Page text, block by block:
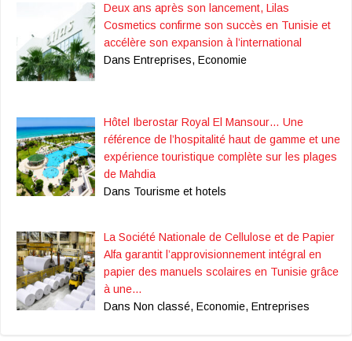
Deux ans après son lancement, Lilas
Cosmetics confirme son succès en Tunisie et
accélère son expansion à l’international
Dans Entreprises, Economie
Hôtel Iberostar Royal El Mansour… Une
référence de l’hospitalité haut de gamme et une
expérience touristique complète sur les plages
de Mahdia
Dans Tourisme et hotels
La Société Nationale de Cellulose et de Papier
Alfa garantit l’approvisionnement intégral en
papier des manuels scolaires en Tunisie grâce
à une…
Dans Non classé, Economie, Entreprises